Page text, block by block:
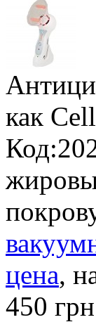
как
цена,
450